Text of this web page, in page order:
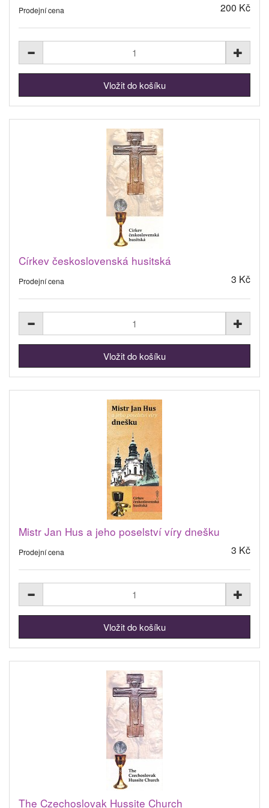
Prodejní cena 200 Kč
Církev československá husitská
Prodejní cena 3 Kč
Mistr Jan Hus a jeho poselství víry dnešku
Prodejní cena 3 Kč
The Czechoslovak Hussite Church